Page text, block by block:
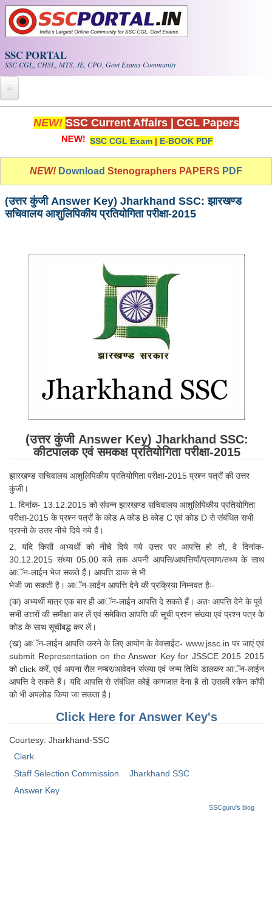
Skip to main content
SSC PORTAL
SSC CGL, CHSL, MTS, JE, CPO, Govt Exams Community
Home
Whats New!
PDF NOTES
SSC CGL (Tier-1) हिन्दी PDF Notes
SSC CGL Tier-2 Notes
Scientific Assistant(IMD) PDF Notes
SSC Junior Engineer Notes
FREE Current Affairs
SSC CHSL PDF Ebooks
SSC CGL
SSC CGL TIER-1
Tier-1 PAPERS
Tier-1 Syllabus
Tier-1 Answer Keys
SSC CGL TIER-2
TIER-2 Papers
TIER-2 Syllabus
SSC CGL PAPERS
Study Kit for CGL Tier-1
CGL Trend Analysis
NEW! SSC Current Affairs CGL Papers
SSC CGL Exam | E-BOOK PDF
NEW! Download Stenographers PAPERS PDF
(उत्तर कुंजी Answer Key) Jharkhand SSC: झारखण्ड
सचिवालय आशुलिपिकीय प्रतियोगिता परीक्षा-2015
(उत्तर कुंजी Answer Key) Jharkhand SSC:
कीटपालक एवं समकक्ष प्रतियोगिता परीक्षा-2015
झारखण्ड सचिवालय आशुलिपिकीय प्रतियोगिता परीक्षा-2015 प्रश्न पत्रों की उत्तर
कुंजी।
1. दिनांक- 13.12.2015 को संपन्न झारखण्ड सचिवालय आशुलिपिकीय प्रतियोगिता
परीक्षा-2015 के प्रश्न पत्रों के कोड A कोड B कोड C एवं कोड D से संबंधित सभी
प्रश्नों के उत्तर नीचे दिये गये हैं।
2. यदि किसी अभ्यर्थी को नीचे दिये गये उत्तर पर आपत्ति हो तो, वे दिनांक-
30.12.2015 संध्या 05.00 बजे तक अपनी आपत्ति/आपत्तियाँ/प्रमाण/तथ्य के साथ
आॅन-लाईन भेज सकते हैं। आपत्ति डाक से भी
भेजी जा सकती है। आॅन-लाईन आपत्ति देने की प्रक्रिया निम्नवत हैः-
(क) अभ्यर्थी मात्र एक बार ही आॅन-लाईन आपत्ति दे सकते हैं। अतः आपत्ति देने के पूर्व
सभी उत्तरों की समीक्षा कर लें एवं समेकित आपत्ति की सूची प्रश्न संख्या एवं प्रश्न पत्र के
कोड के साथ सूचीबद्ध कर लें।
(ख) आॅन-लाईन आपत्ति करने के लिए आयोग के वेवसाईट- www.jssc.in पर जाएं एवं
submit Representation on the Answer Key for JSSCE 2015 2015
को click करें, एवं अपना रौल नम्बर/आवेदन संख्या एवं जन्म तिथि डालकर आॅन-लाईन
आपत्ति दे सकते हैं। यदि आपत्ति से संबंधित कोई कागजात देना है तो उसकी स्कैन काॅपी
को भी अपलोड किया जा सकता है।
Click Here for Answer Key's
Courtesy: Jharkhand-SSC
Clerk
Staff Selection Commission
Jharkhand SSC
Answer Key
SSCguru's blog